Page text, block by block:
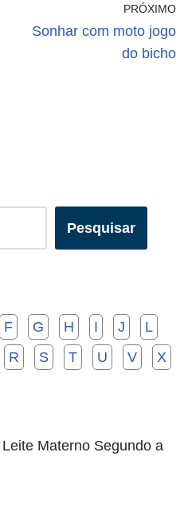
PRÓXIMO
Sonhar com moto jogo
do bicho
Pesquisar
F G H I J
L
R S T U V
X
Materno Segundo a